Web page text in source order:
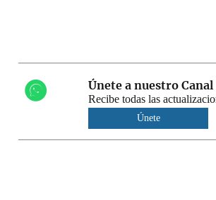
Únete a nuestro
Recibe todas las
Únete